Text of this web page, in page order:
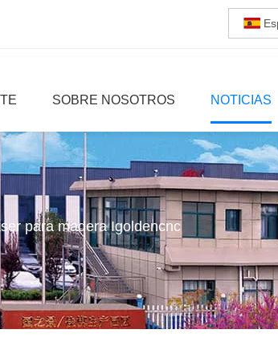
SOBRE NOSOTROS NOTICIAS
para madera Igoldencnc